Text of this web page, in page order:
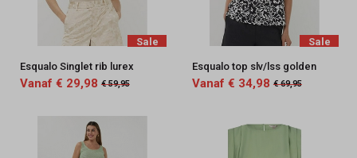
Sale
Esqualo Singlet rib lurex
Vanaf € 29,98 € 59,95
Sale
Esqualo top slv/lss golden
Vanaf € 34,98 € 69,95